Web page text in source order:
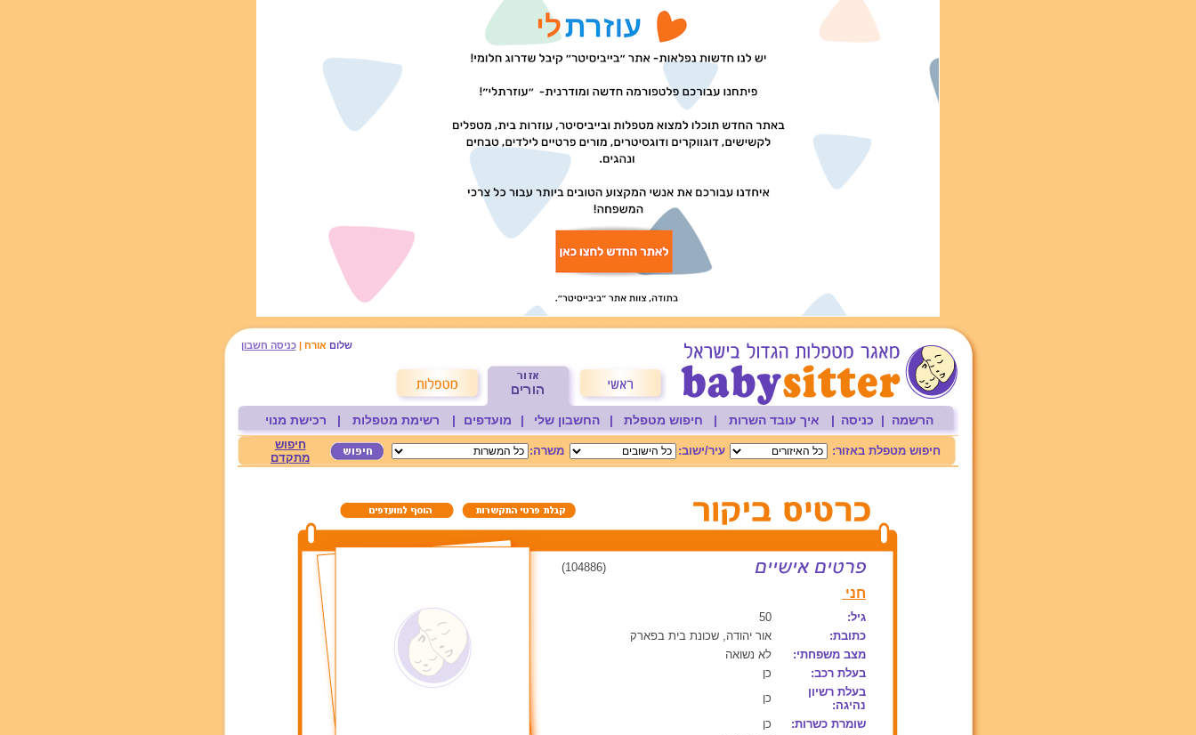
שלום אורח |כניסה חשבון
הרשמה | כניסה | איך עובד השרות | חיפוש מטפלת | החשבון שלי | מועדפים | רשימת מטפלות | רכישת מנוי
חיפוש מטפלת באזור: עיר/ישוב: משרה:
חיפוש
מתקדם
(104886)
חני
גיל:
50
כתובת:
אור יהודה, שכונת בית בפארק
מצב משפחתי:
לא נשואה
בעלת רכב:
כן
בעלת רשיון
נהיגה:
כן
שומרת כשרות:
כן